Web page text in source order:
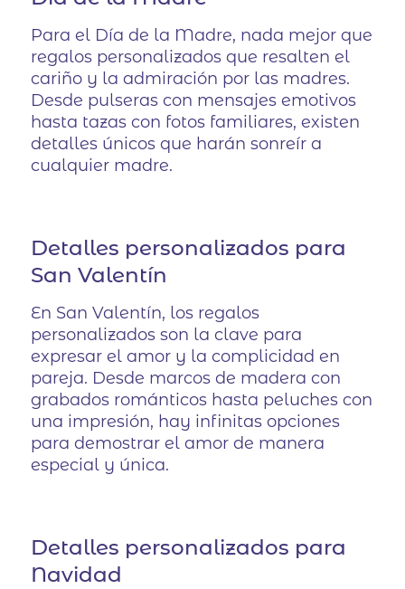
Para el Día de la Madre, nada mejor que
regalos personalizados que resalten el
cariño y la admiración por las madres.
Desde pulseras con mensajes emotivos
hasta tazas con fotos familiares, existen
detalles únicos que harán sonreír a
cualquier madre.
Detalles personalizados para
San Valentín
En San Valentín, los regalos
personalizados son la clave para
expresar el amor y la complicidad en
pareja. Desde marcos de madera con
grabados románticos hasta peluches con
una impresión, hay infinitas opciones
para demostrar el amor de manera
especial y única.
Detalles personalizados para
Navidad